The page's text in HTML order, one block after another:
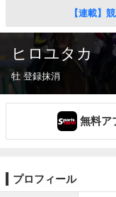
【連載】
ヒロユタカ
牡 登録抹消
無料ア
プロフィール